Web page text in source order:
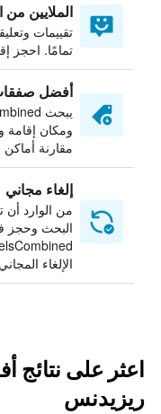
الملايين من
تقييمات
تمامًا. احجز
أفضل
ومكان
مقارنة أماكن
إلغاء مجاني
من الوارد
البحث وحجز
الإلغاء المجاني
اعثر على نتائج
ريزيدنس